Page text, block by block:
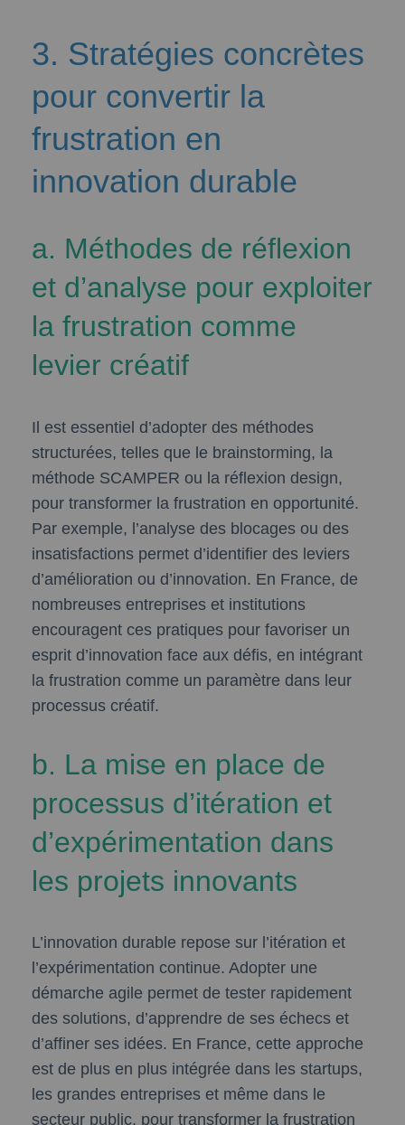
3. Stratégies concrètes
pour convertir la
frustration en
innovation durable
a. Méthodes de réflexion
et d’analyse pour exploiter
la frustration comme
levier créatif
Il est essentiel d’adopter des méthodes
structurées, telles que le brainstorming, la
méthode SCAMPER ou la réflexion design,
pour transformer la frustration en opportunité.
Par exemple, l’analyse des blocages ou des
insatisfactions permet d’identifier des leviers
d’amélioration ou d’innovation. En France, de
nombreuses entreprises et institutions
encouragent ces pratiques pour favoriser un
esprit d’innovation face aux défis, en intégrant
la frustration comme un paramètre dans leur
processus créatif.
b. La mise en place de
processus d’itération et
d’expérimentation dans
les projets innovants
L’innovation durable repose sur l’itération et
l’expérimentation continue. Adopter une
démarche agile permet de tester rapidement
des solutions, d’apprendre de ses échecs et
d’affiner ses idées. En France, cette approche
est de plus en plus intégrée dans les startups,
les grandes entreprises et même dans le
secteur public, pour transformer la frustration